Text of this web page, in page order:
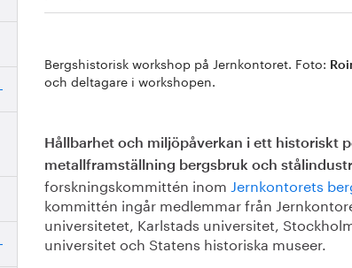
Bergshistorisk workshop på Jernkontoret. Foto:
och deltagare i workshopen.
Hållbarhet och miljöpåverkan i ett historiskt
metallframställning bergsbruk och
forskningskommittén inom Jernkontorets
kommittén ingår medlemmar från
universitetet, Karlstads universitet,
universitet och Statens historiska museer.